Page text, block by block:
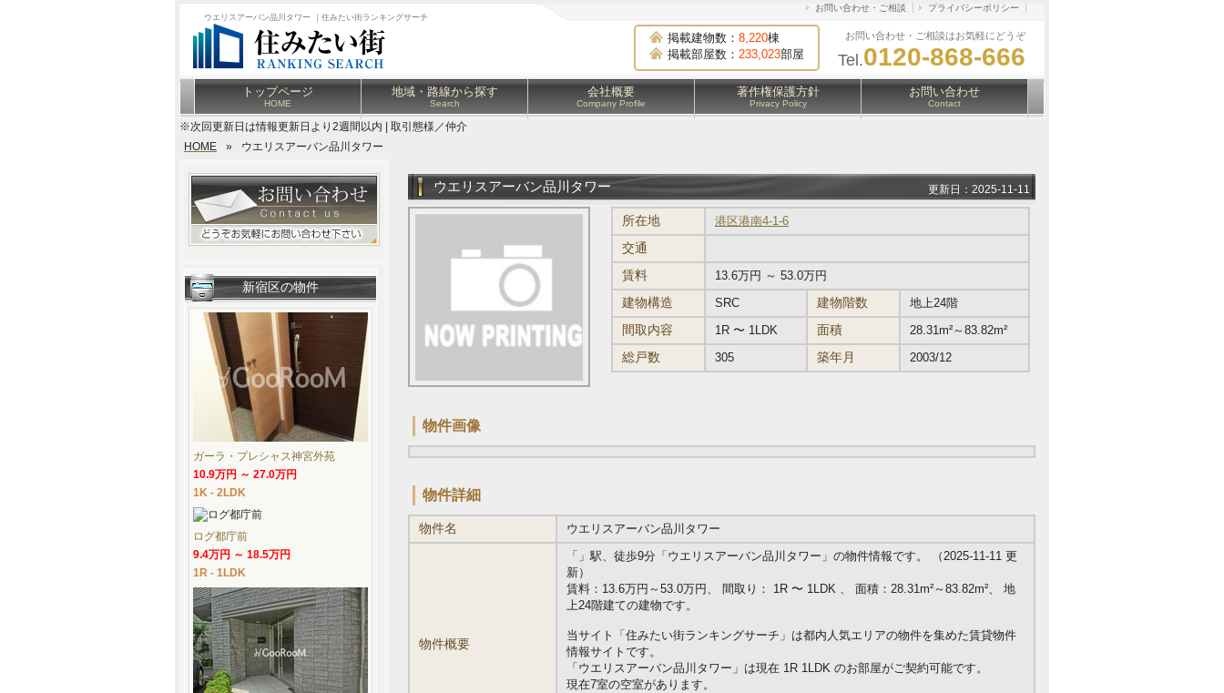
ウエリスアーバン品川タワー ｜住みたい街ランキングサーチ
掲載建物数： 8,220棟
掲載部屋数： 233,023部屋
お問い合わせ・ご相談はお気軽にどうぞ
Tel.0120-868-666
お問い合わせ・ご相談 プライバシーポリシー
トップページ
HOME
地域・路線から探す
Search
会社概要
Company Profile
著作権保護方針
Privacy Policy
お問い合わせ
Contact
※次回更新日は情報更新日より2週間以内 | 取引態様／仲介
HOME
» ウエリスアーバン品川タワー
ウエリスアーバン品川タワー 更新日：2025-11-11
所在地 港区港南4-1-6
交通
賃料
13.6万円 ～ 53.0万円
建物構造 SRC 建物階数 地上24階
間取内容 1R 〜 1LDK 面積 28.31m²～83.82m²
総戸数 305 築年月 2003/12
物件画像
物件詳細
物件名 ウエリスアーバン品川タワー
物件概要
「 」駅、徒歩9分「ウエリスアーバン品川タワー」の物件情報です。 （2025-11-11 更
新）
賃料：13.6万円～53.0万円、 間取り： 1R 〜 1LDK 、 面積：28.31m²～83.82m²、 地
上24階建ての建物です。
当サイト「住みたい街ランキングサーチ」は都内人気エリアの物件を集めた賃貸物件
情報サイトです。
「ウエリスアーバン品川タワー」は現在 1R 1LDK のお部屋がご契約可能です。
現在7室の空室があります。
新宿区の物件
ガーラ・プレシャス神宮外苑
10.9万円 ～ 27.0万円
1K - 2LDK
ログ都庁前
9.4万円 ～ 18.5万円
1R - 1LDK